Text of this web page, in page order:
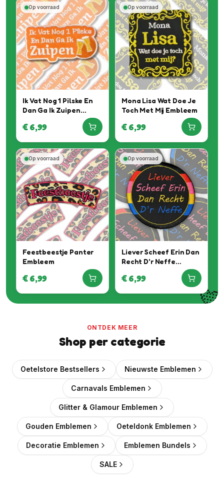
Op voorraad
Ik Vat Nog 1 Pilske En
Dan Ga Ik Zuipen
€6,99
Op voorraad
Mona Lisa Wat Doe Je
Toch Met Mij Embleem
€6,99
Op voorraad
Feestbeestje Panter
Embleem
€6,99
Op voorraad
Liever Scheef Erin Dan
Recht D'r Neffe
€6,99
ONTDEK MEER
Shop per categorie
Oetelstore Bestsellers Nieuwste Emblemen
Carnavals Emblemen
Glitter & Glamour Emblemen
Gouden Emblemen Oeteldonk Emblemen
Decoratie Emblemen Emblemen Bundels
SALE